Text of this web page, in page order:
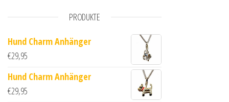
PRODUKTE
Hund Charm Anhänger
€29,95
Hund Charm Anhänger
€29,95